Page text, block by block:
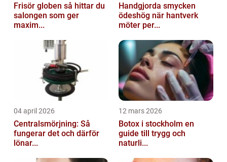
Frisör globen så hittar du
salongen som ger
maxim...
Handgjorda smycken
ödeshög när hantverk
möter per...
04 april 2026
Centralsmörjning: Så
fungerar det och därför
lönar...
12 mars 2026
Botox i stockholm en
guide till trygg och
naturli...